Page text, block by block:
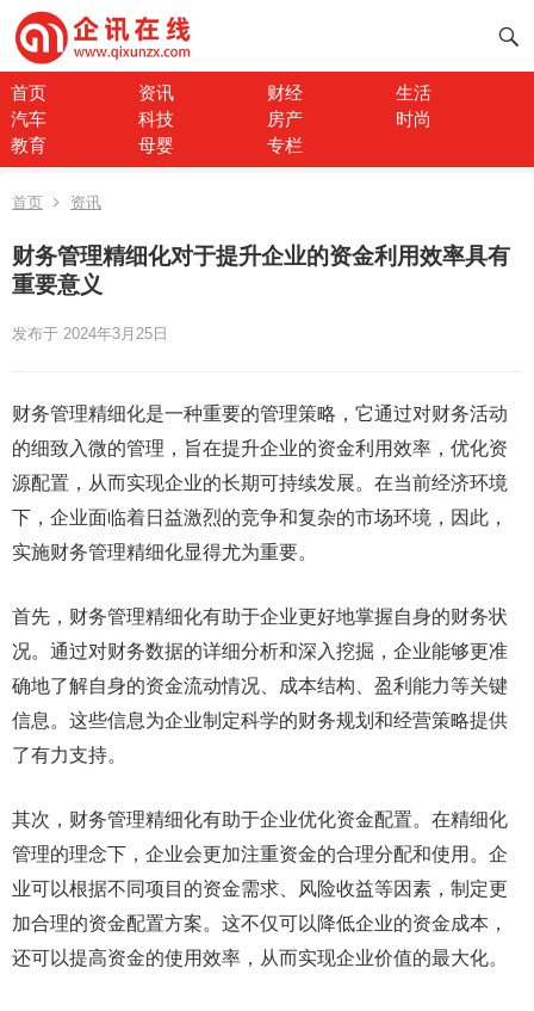
首页 资讯 财经
生活
汽车
科技 房产
时尚
教育
母婴 专栏
首页 资讯
财务管理精细化对于提升企业的资金利用效率具有
重要意义
发布于 2024年3月25日
财务管理精细化是一种重要的管理策略，它通过对财务活动
的细致入微的管理，旨在提升企业的资金利用效率，优化资
源配置，从而实现企业的长期可持续发展。在当前经济环境
下，企业面临着日益激烈的竞争和复杂的市场环境，因此，
实施财务管理精细化显得尤为重要。
首先，财务管理精细化有助于企业更好地掌握自身的财务状
况。通过对财务数据的详细分析和深入挖掘，企业能够更准
确地了解自身的资金流动情况、成本结构、盈利能力等关键
信息。这些信息为企业制定科学的财务规划和经营策略提供
了有力支持。
其次，财务管理精细化有助于企业优化资金配置。在精细化
管理的理念下，企业会更加注重资金的合理分配和使用。企
业可以根据不同项目的资金需求、风险收益等因素，制定更
加合理的资金配置方案。这不仅可以降低企业的资金成本，
还可以提高资金的使用效率，从而实现企业价值的最大化。